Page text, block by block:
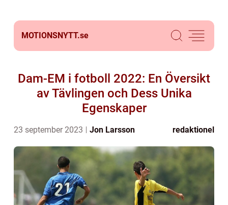
MOTIONSNYTT.se
Dam-EM i fotboll 2022: En Översikt
av Tävlingen och Dess Unika
Egenskaper
23 september 2023 Jon Larsson redaktionel